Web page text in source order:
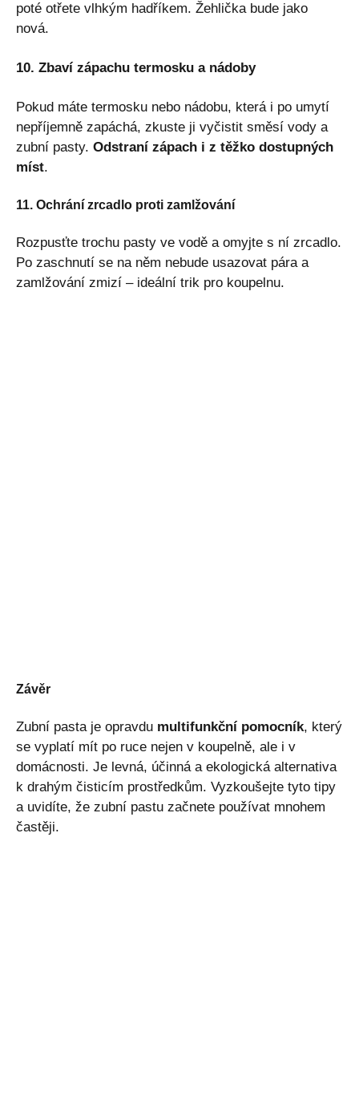
poté otřete vlhkým hadříkem. Žehlička bude jako
nová.
10. Zbaví zápachu termosku a nádoby
Pokud máte termosku nebo nádobu, která i po umytí
nepříjemně zapáchá, zkuste ji vyčistit směsí vody a
zubní pasty. Odstraní zápach i z těžko dostupných
míst.
11. Ochrání zrcadlo proti zamlžování
Rozpusťte trochu pasty ve vodě a omyjte s ní zrcadlo.
Po zaschnutí se na něm nebude usazovat pára a
zamlžování zmizí – ideální trik pro koupelnu.
Závěr
Zubní pasta je opravdu multifunkční pomocník, který
se vyplatí mít po ruce nejen v koupelně, ale i v
domácnosti. Je levná, účinná a ekologická alternativa
k drahým čisticím prostředkům. Vyzkoušejte tyto tipy
a uvidíte, že zubní pastu začnete používat mnohem
častěji.